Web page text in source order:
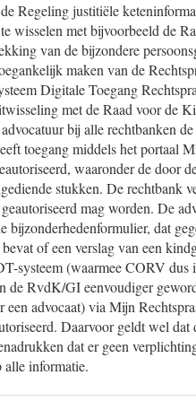
Regeling justitiële
wisselen met bijvoorbeeld de
van de bijzondere
maken van de
Digitale Toegang
met de Raad voor de
bij alle rechtbanken
toegang middels het portaal
waaronder de door
stukken. De rechtbank
mag worden. De
bijzonderhedenformulier, dat
of een verslag van een
systeem (waarmee CORV
de RvdK/GI eenvoudiger
een advocaat) via Mijn
Daarvoor geldt wel
dat er geen
alle informatie.